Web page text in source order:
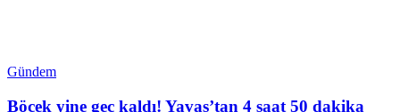
Gündem
Böcek yine geç kaldı! Yavaş’tan 4 saat 50 dakika